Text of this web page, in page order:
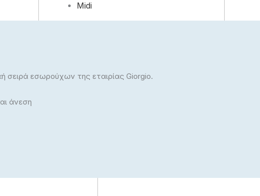
Midi
Mini
Βερμούδες Σορτς
σειρά εσωρούχων της εταιρίας Giorgio.
άνεση